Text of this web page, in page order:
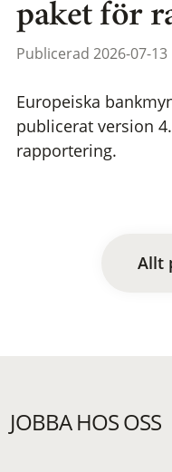
paket för
Publicerad 2026-07-13
Europeiska
publicerat version
rapportering.
Allt
JOBBA HOS OSS